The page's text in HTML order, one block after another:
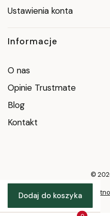
Ustawienia konta
Informacje
O nas
Opinie Trustmate
Blog
Kontakt
©
Polityka
Dodaj do koszyka